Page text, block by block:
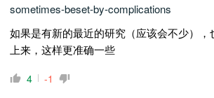
sometimes-beset-by-complications
如果是有新的最近的研究（应该会不少）
上来，这样更准确一些
4 -1